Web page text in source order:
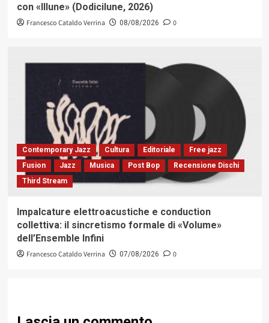
con «Illune» (Dodicilune, 2026)
Francesco Cataldo Verrina 08/08/2026 0
Contemporary Jazz Cultura Editoriale
Free jazz
Fusion
Jazz Musica Post Bop
Recensione Dischi
Third Stream
Impalcature elettroacustiche e conduction
collettiva: il sincretismo formale di «Volume»
dell’Ensemble Infini
Francesco Cataldo Verrina 07/08/2026 0